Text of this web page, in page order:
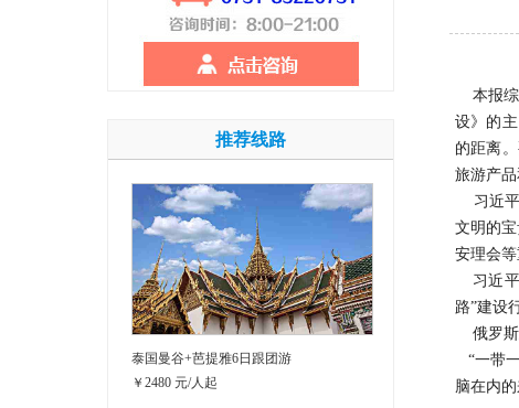
推荐线路
泰国曼谷+芭提雅6日跟团游
￥2480 元/人起
本报综
设》的
的距离
旅游产
习近平
文明的
安理会
习近平
路”建设
俄罗斯
“一带
脑在内